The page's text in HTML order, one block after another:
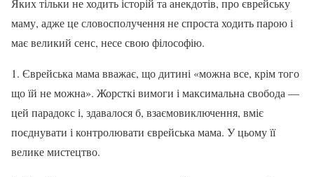
Яких тільки не ходить історій та анекдотів, про єврейську
маму, адже це словосполучення не спроста ходить парою і
має великий сенс, несе свою філософію.
1. Єврейська мама вважає, що дитині «можна все, крім того
що їй не можна». Жорсткі вимоги і максимальна свобода —
цей парадокс і, здавалося б, взаємовиключення, вміє
поєднувати і контролювати єврейська мама. У цьому її
велике мистецтво.